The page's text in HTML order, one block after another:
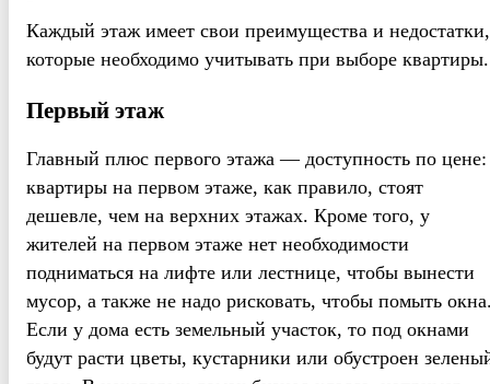
Каждый этаж имеет свои преимущества и недостатки,
которые необходимо учитывать при выборе квартиры.
Первый этаж
Главный плюс первого этажа — доступность по цене:
квартиры на первом этаже, как правило, стоят
дешевле, чем на верхних этажах. Кроме того, у
жителей на первом этаже нет необходимости
подниматься на лифте или лестнице, чтобы вынести
мусор, а также не надо рисковать, чтобы помыть
Если у дома есть земельный участок, то под окнами
будут расти цветы, кустарники или обустроен